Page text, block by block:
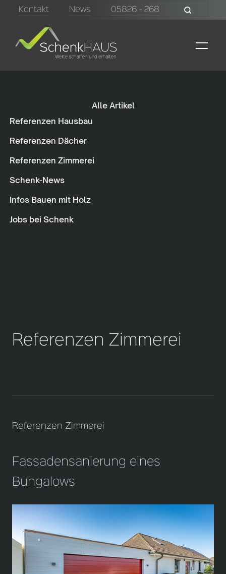
Kontakt News 05826 - 268
Alle Artikel
Referenzen Hausbau
Referenzen Dächer
Referenzen Zimmerei
Schenk-News
Infos Bauen mit Holz
Jobs bei Schenk
Referenzen Zimmerei
Referenzen Zimmerei
Fassadensanierung eines
Bungalows